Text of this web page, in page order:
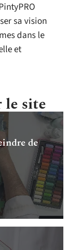
sa vision
dans le
et
le site
de